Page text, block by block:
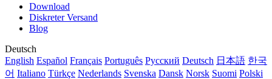
Download
Diskreter Versand
Blog
Deutsch
English Español Français Português Русский Deutsch 日本語 한국
어 Italiano Türkçe Nederlands Svenska Dansk Norsk Suomi Polski